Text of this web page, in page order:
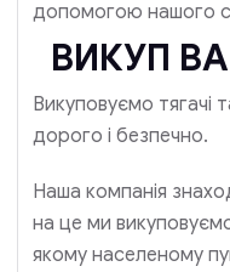
допомогою нашого
ВИКУП
Викуповуємо тягачі
дорого і безпечно.
Наша компанія
на це ми
якому населеному